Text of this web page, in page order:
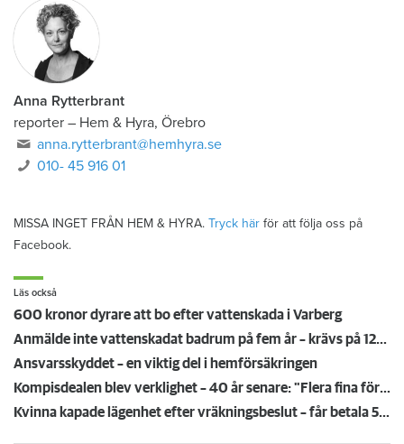
Anna Rytterbrant
reporter – Hem & Hyra, Örebro
anna.rytterbrant@hemhyra.se
010- 45 916 01
MISSA INGET FRÅN HEM & HYRA. Tryck här för att följa oss på
Facebook.
Läs också
600 kronor dyrare att bo efter vattenskada i Varberg
Anmälde inte vattenskadat badrum på fem år – krävs på 125 000 kronor
Ansvarsskyddet – en viktig del i hemförsäkringen
Kompisdealen blev verklighet – 40 år senare: "Flera fina fördelar med att dela bostad"
Kvinna kapade lägenhet efter vräkningsbeslut – får betala 50 000